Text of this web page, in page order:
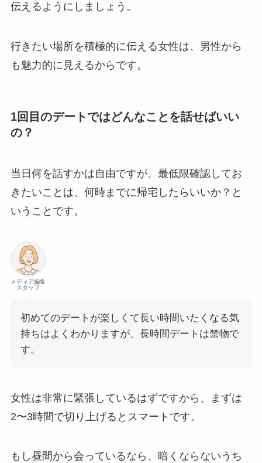
伝えるようにしましょう。
行きたい場所を積極的に伝える女性は、男性から
も魅力的に見えるからです。
1回目のデートではどんなことを話せばいい
の？
当日何を話すかは自由ですが、最低限確認してお
きたいことは、何時までに帰宅したらいいか？と
いうことです。
メディア編集
スタッフ
初めてのデートが楽しくて長い時間いたくなる気
持ちはよくわかりますが、長時間デートは禁物で
す。
女性は非常に緊張しているはずですから、まずは
2〜3時間で切り上げるとスマートです。
もし昼間から会っているなら、暗くならないうち